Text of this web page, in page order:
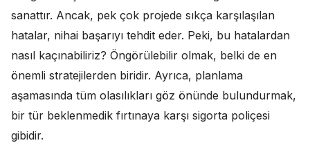
sanattır. Ancak, pek çok projede sıkça karşılaşılan
hatalar, nihai başarıyı tehdit eder. Peki, bu hatalardan
nasıl kaçınabiliriz? Öngörülebilir olmak, belki de en
önemli stratejilerden biridir. Ayrıca, planlama
aşamasında tüm olasılıkları göz önünde bulundurmak,
bir tür beklenmedik fırtınaya karşı sigorta poliçesi
gibidir.